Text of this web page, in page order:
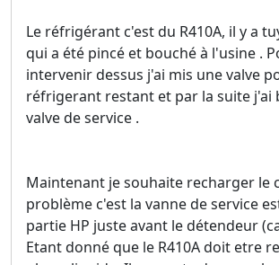
Le réfrigérant c'est du R410A, il y a
qui a été pincé et bouché à l'usine .
intervenir dessus j'ai mis une valve
réfrigerant restant et par la suite j'ai
valve de service .
Maintenant je souhaite recharger le
problème c'est la vanne de service
partie HP juste avant le détendeur
Etant donné que le R410A doit etre